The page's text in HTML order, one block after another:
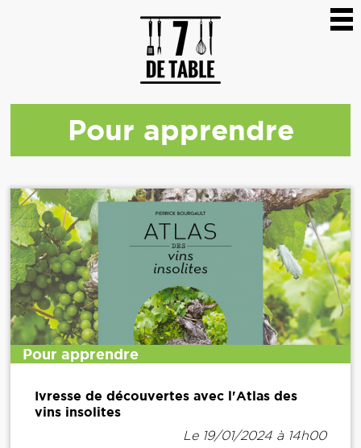
Pour apprendre
Pour apprendre
Ivresse de découvertes avec l'Atlas des
vins insolites
Le 19/01/2024 à 14h00